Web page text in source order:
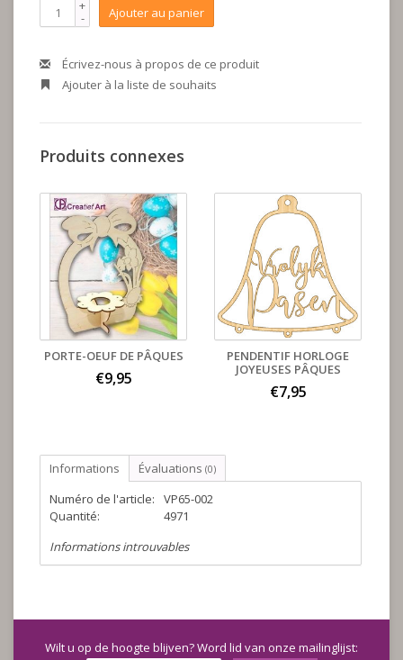
+
- Ajouter au panier
Écrivez-nous à propos de ce produit
Ajouter à la liste de souhaits
Produits connexes
PORTE-OEUF DE PÂQUES
€9,95
PENDENTIF HORLOGE
JOYEUSES PÂQUES
€7,95
Informations Évaluations (0)
Numéro de l'article:
VP65-002
Quantité:
4971
Informations introuvables
Wilt u op de hoogte blijven? Word lid van onze mailinglijst: